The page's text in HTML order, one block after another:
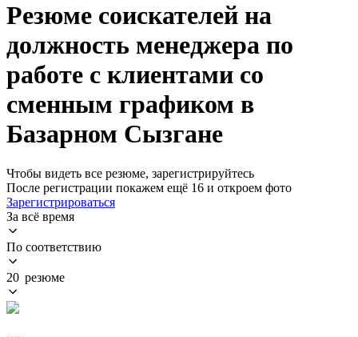
Резюме соискателей на
должность менеджера по
работе с клиентами со
сменным графиком в
Базарном Сызгане
Чтобы видеть все резюме, зарегистрируйтесь
После регистрации покажем ещё 16 и откроем фото
Зарегистрироваться
За всё время
По соответствию
20 резюме